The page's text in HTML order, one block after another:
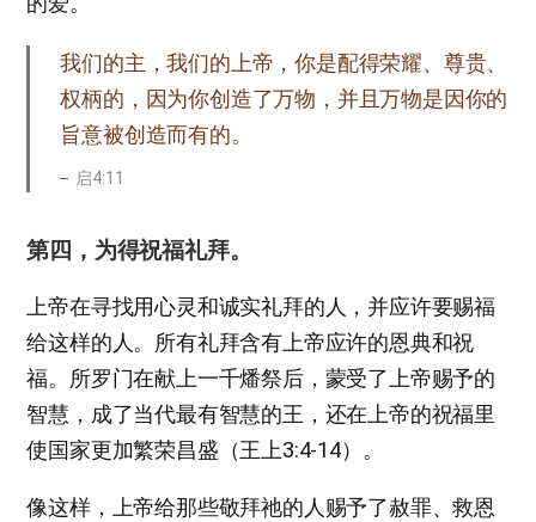
我们的主，我们的上帝，你是配得荣耀、尊贵、
权柄的，因为你创造了万物，并且万物是因你的
旨意被创造而有的。
启4:11
第四，为得祝福礼拜。
上帝在寻找用心灵和诚实礼拜的人，并应许要赐福
给这样的人。所有礼拜含有上帝应许的恩典和祝
福。所罗门在献上一千燔祭后，蒙受了上帝赐予的
智慧，成了当代最有智慧的王，还在上帝的祝福里
使国家更加繁荣昌盛（王上3:4-14）。
像这样，上帝给那些敬拜祂的人赐予了赦罪、救恩